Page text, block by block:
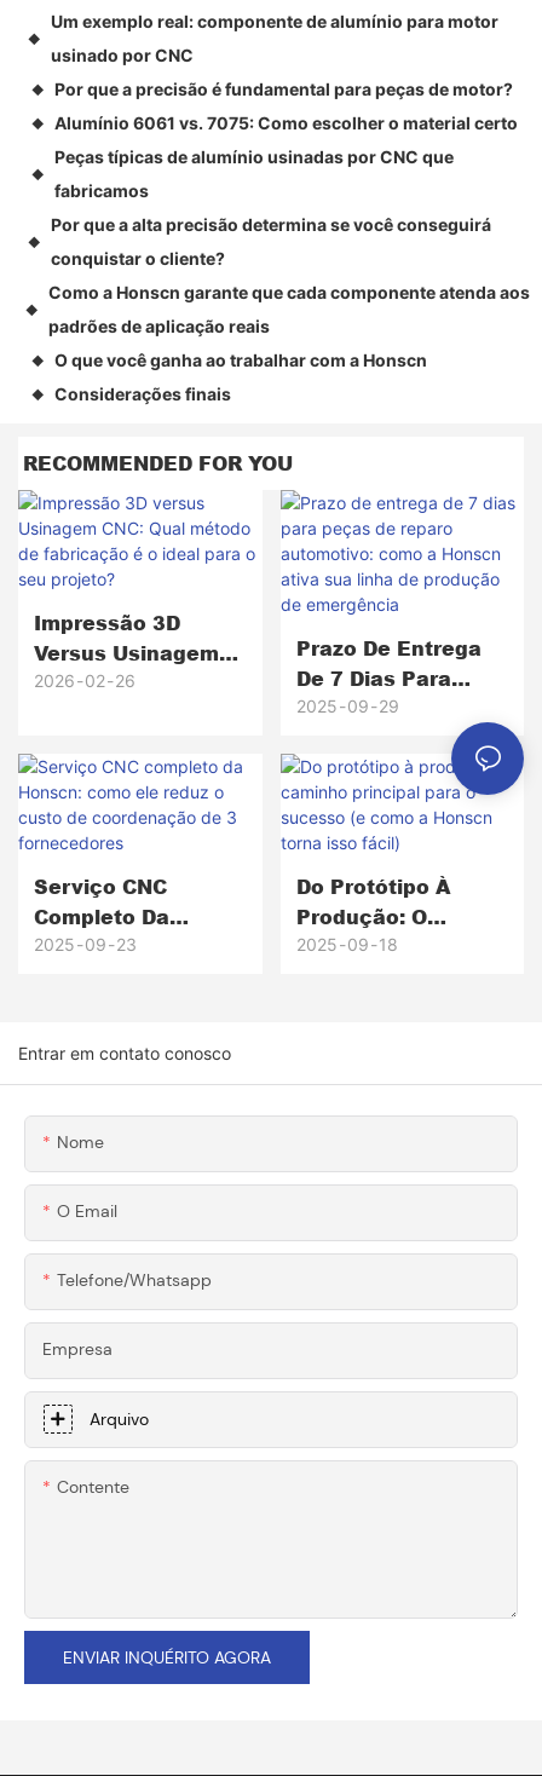
◆
Um exemplo real: componente de alumínio para motor
usinado por CNC
◆ Por que a precisão é fundamental para peças de motor?
◆ Alumínio 6061 vs. 7075: Como escolher o material certo
◆
Peças típicas de alumínio usinadas por CNC que
fabricamos
◆
Por que a alta precisão determina se você conseguirá
conquistar o cliente?
◆
Como a Honscn garante que cada componente atenda aos
padrões de aplicação reais
◆ O que você ganha ao trabalhar com a Honscn
◆ Considerações finais
RECOMMENDED FOR YOU
Impressão 3D
Versus Usinagem
CNC: Qual Método
Projeto?
2026 02 26
Prazo De Entrega
De 7 Dias Para
Peças De Reparo
Automotivo: Como
A Honscn Ativa Sua
Linha De Produção
De Emergência
2025 09 29
Serviço CNC
Completo Da
Honscn: Como Ele
2025 09 23
Do Protótipo À
Produção: O
Caminho Principal
2025 09 18
Entrar em contato conosco
Nome
O Email
Telefone/whatsapp
Empresa
Arquivo
Contente
ENVIAR INQUÉRITO AGORA